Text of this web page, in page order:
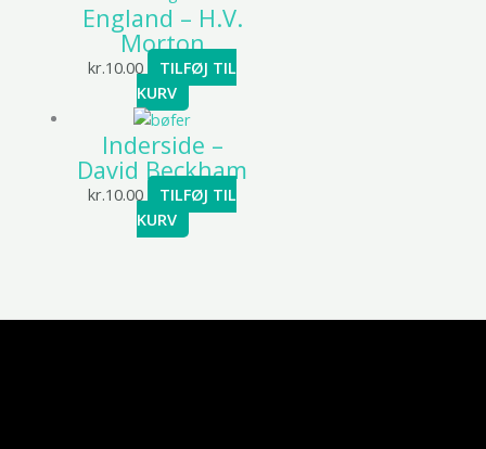
England – H.V.
Morton
kr.10.00
TILFØJ TIL
KURV
Inderside –
David Beckham
kr.10.00
TILFØJ TIL
KURV